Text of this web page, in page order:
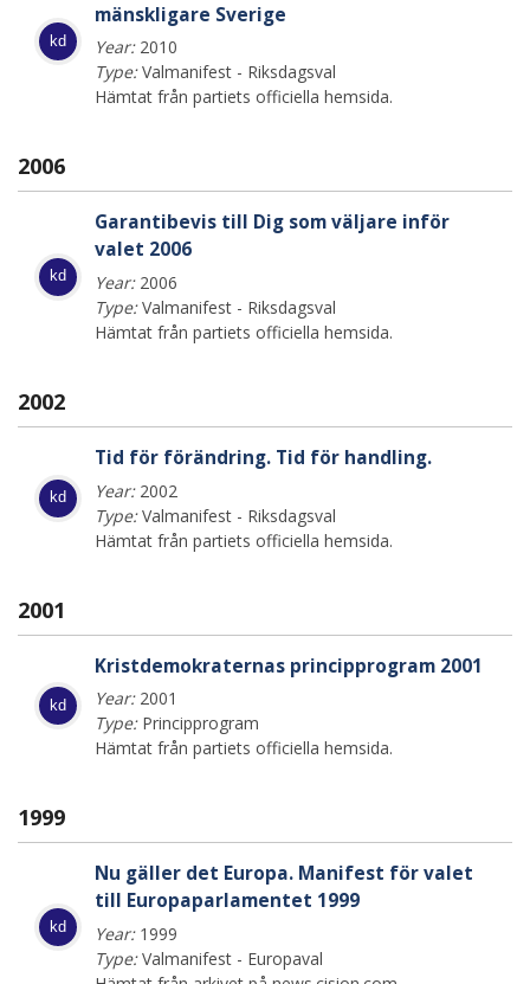
kd
mänskligare Sverige
Year:2010
Type:Valmanifest - Riksdagsval
Hämtat från partiets officiella hemsida.
2006
kd
Garantibevis till Dig som väljare inför
valet 2006
Year:2006
Type:Valmanifest - Riksdagsval
Hämtat från partiets officiella hemsida.
2002
kd
Tid för förändring. Tid för handling.
Year:2002
Type:Valmanifest - Riksdagsval
Hämtat från partiets officiella hemsida.
2001
kd
Kristdemokraternas principprogram 2001
Year:2001
Type:Principprogram
Hämtat från partiets officiella hemsida.
1999
kd
Nu gäller det Europa. Manifest för valet
till Europaparlamentet 1999
Year:1999
Type:Valmanifest - Europaval